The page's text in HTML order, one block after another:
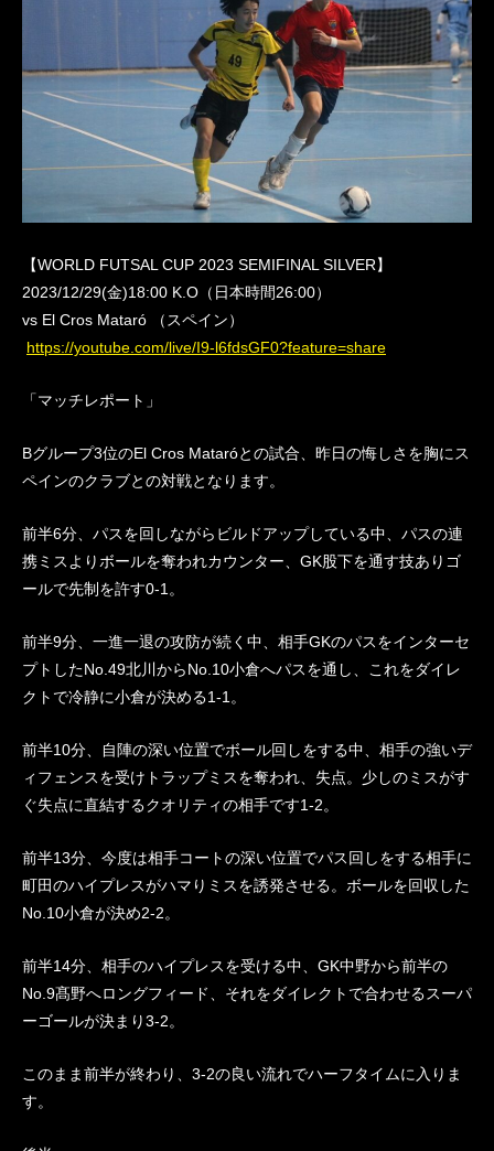
【WORLD FUTSAL CUP 2023 SEMIFINAL SILVER】
2023/12/29(金)18:00 K.O（日本時間26:00）
vs El Cros Mataró （スペイン）
https://youtube.com/live/I9-l6fdsGF0?feature=share
「マッチレポート」
Bグループ3位のEl Cros Mataróとの試合、昨日の悔しさを胸にス
ペインのクラブとの対戦となります。
前半6分、パスを回しながらビルドアップしている中、パスの連
携ミスよりボールを奪われカウンター、GK股下を通す技ありゴ
ールで先制を許す0-1。
前半9分、一進一退の攻防が続く中、相手GKのパスをインターセ
プトしたNo.49北川からNo.10小倉へパスを通し、これをダイレ
クトで冷静に小倉が決める1-1。
前半10分、自陣の深い位置でボール回しをする中、相手の強いデ
ィフェンスを受けトラップミスを奪われ、失点。少しのミスがす
ぐ失点に直結するクオリティの相手です1-2。
前半13分、今度は相手コートの深い位置でパス回しをする相手に
町田のハイプレスがハマりミスを誘発させる。ボールを回収した
No.10小倉が決め2-2。
前半14分、相手のハイプレスを受ける中、GK中野から前半の
No.9髙野へロングフィード、それをダイレクトで合わせるスーパ
ーゴールが決まり3-2。
このまま前半が終わり、3-2の良い流れでハーフタイムに入りま
す。